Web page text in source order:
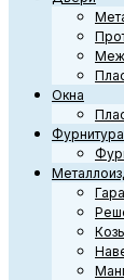
Окна
Фурнитура